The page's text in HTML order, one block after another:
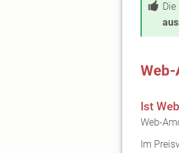
Ist
Web-
Im